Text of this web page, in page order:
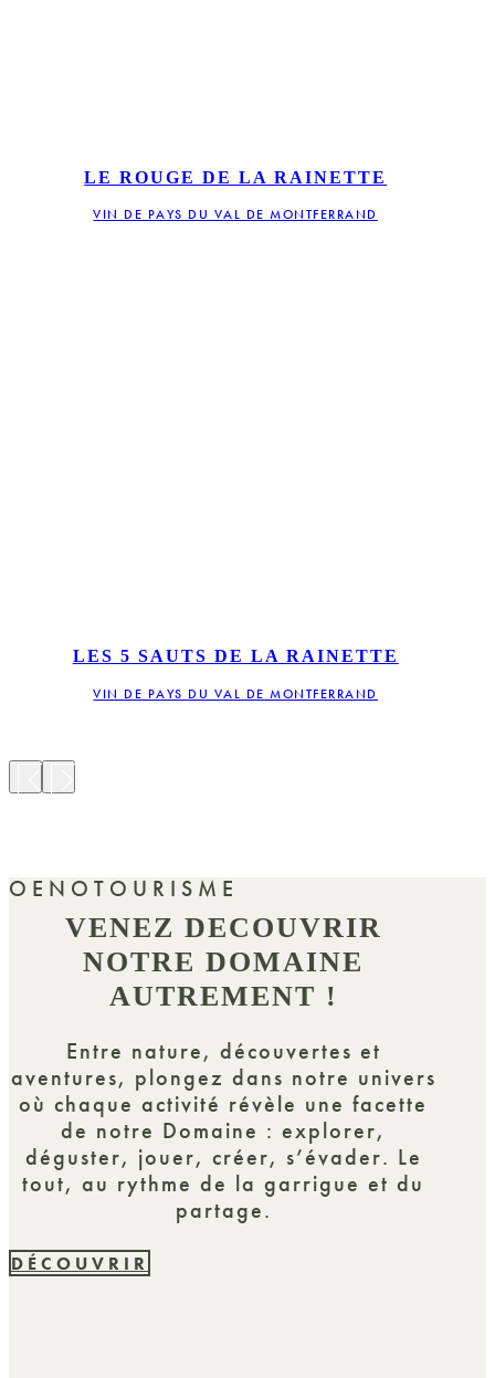
LE ROUGE DE LA RAINETTE
VIN DE PAYS DU VAL DE MONTFERRAND
LES 5 SAUTS DE LA RAINETTE
VIN DE PAYS DU VAL DE MONTFERRAND
OENOTOURISME
VENEZ DECOUVRIR
NOTRE DOMAINE
AUTREMENT !
Entre nature, découvertes et
aventures, plongez dans notre univers
où chaque activité révèle une facette
de notre Domaine : explorer,
déguster, jouer, créer, s’évader. Le
tout, au rythme de la garrigue et du
partage.
DÉCOUVRIR